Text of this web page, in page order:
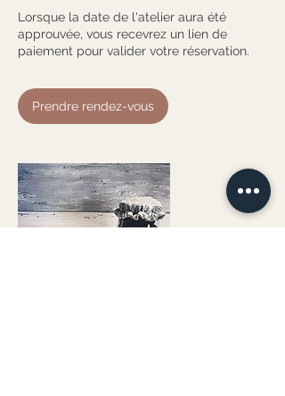
Lorsque la date de l'atelier aura été
approuvée, vous recevrez un lien de
paiement pour valider votre réservation.
Prendre rendez-vous